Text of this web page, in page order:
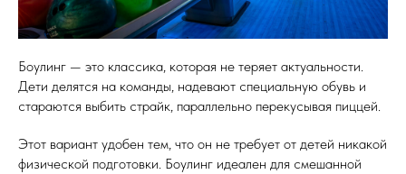
Боулинг — это классика, которая не теряет актуальности.
Дети делятся на команды, надевают специальную обувь и
стараются выбить страйк, параллельно перекусывая пиццей.
Этот вариант удобен тем, что он не требует от детей никакой
физической подготовки. Боулинг идеален для смешанной